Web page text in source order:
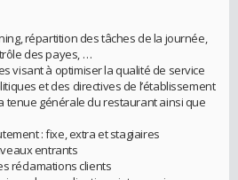
répartition des tâches de la journée,
des payes, …
visant à optimiser la qualité de service
et des directives de l’établissement
tenue générale du restaurant ainsi que
: fixe, extra et stagiaires
entrants
réclamations clients